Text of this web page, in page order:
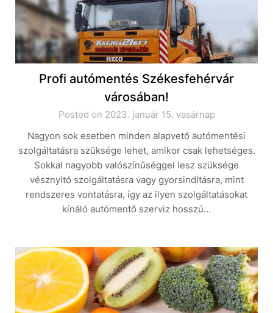
Profi autómentés Székesfehérvár
városában!
Posted on 2023. január 15. vasárnap
Nagyon sok esetben minden alapvető autómentési
szolgáltatásra szüksége lehet, amikor csak lehetséges.
Sokkal nagyobb valószínűséggel lesz szüksége
vésznyitó szolgáltatásra vagy gyorsindításra, mint
rendszeres vontatásra, így az ilyen szolgáltatásokat
kínáló autómentő szerviz hosszú…